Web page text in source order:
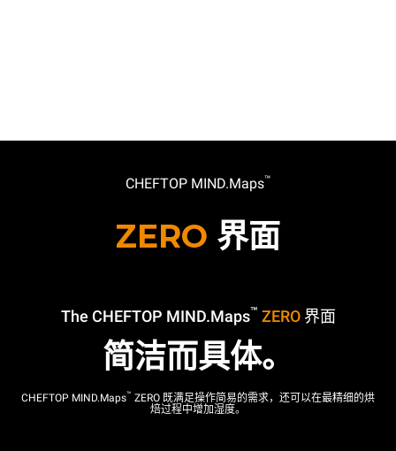
CHEFTOP MIND.Maps™
ZERO 界面
The CHEFTOP MIND.Maps™ ZERO 界面
简洁而具体。
CHEFTOP MIND.Maps™ ZERO 既满足操作简易的需求，还可以在最精细的烘
焙过程中增加湿度。